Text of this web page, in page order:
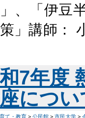
、「伊豆
」講師：
7年度
につ
て・教育> 公民館> 市民大学>